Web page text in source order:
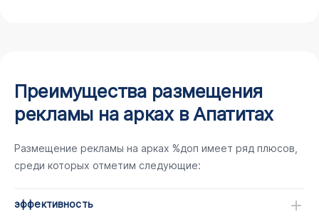
Преимущества размещения
рекламы на арках в Апатитах
Размещение рекламы на арках %доп имеет ряд плюсов,
среди которых отметим следующие:
эффективность